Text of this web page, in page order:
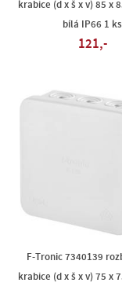
krabice (d x š x v) 85 x
bílá IP66 1 ks
121,-
F-Tronic 7340139
krabice (d x š x v) 75 x